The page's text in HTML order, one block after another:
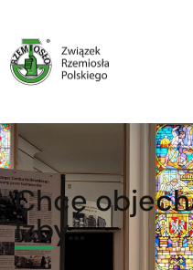
Chcę
Izby…